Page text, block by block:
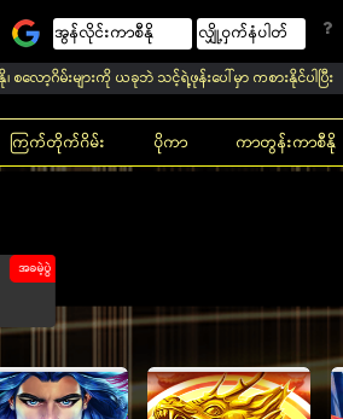
ကို ယခုဘဲ သင့်ရဲ့ဖုန်းပေါ်မှာ ကစားနိုင်ပါပြီး
ကြက်တိုက်ဂိမ်း ပိုကာ ကာတွန်းကာစီနို
အခမဲ့ပွဲ